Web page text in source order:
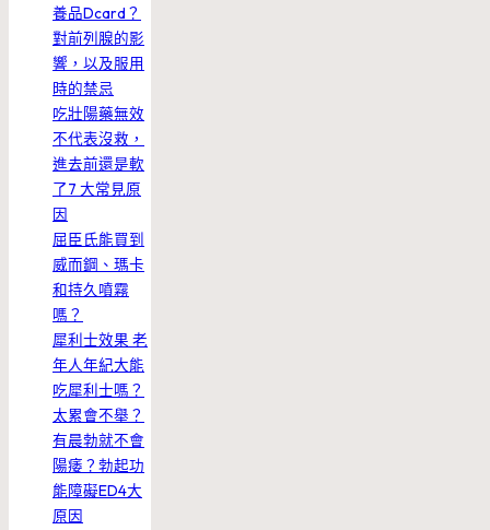
養品Dcard？
對前列腺的影
響，以及服用
時的禁忌
吃壯陽藥無效
不代表沒救，
進去前還是軟
了7 大常見原
因
屈臣氏能買到
威而鋼、瑪卡
和持久噴霧
嗎？
犀利士效果 老
年人年紀大能
吃犀利士嗎？
太累會不舉？
有晨勃就不會
陽痿？勃起功
能障礙ED4大
原因